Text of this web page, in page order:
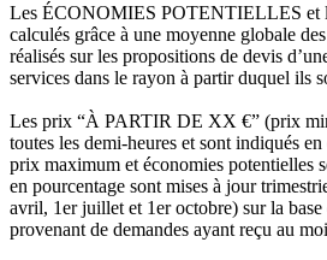
Les ÉCONOMIES POTENTIELLES et
calculés grâce à une moyenne globale
réalisés sur les propositions de devis
services dans le rayon à partir duquel ils
Les prix “À PARTIR DE XX €” (prix
toutes les demi-heures et sont indiqués
prix maximum et économies potentielles
en pourcentage sont mises à jour
avril, 1er juillet et 1er octobre) sur la
provenant de demandes ayant reçu au